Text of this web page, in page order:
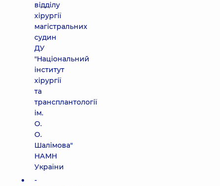
відділу
хірургії
магістральних
судин
ДУ
"Національний
інститут
хірургії
та
трансплантології
ім.
О.
О.
Шалімова"
НАМН
України
-